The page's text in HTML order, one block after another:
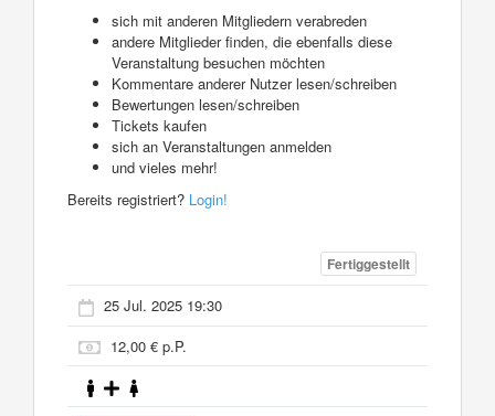
sich mit anderen Mitgliedern verabreden
andere Mitglieder finden, die ebenfalls diese
Veranstaltung besuchen möchten
Kommentare anderer Nutzer lesen/schreiben
Bewertungen lesen/schreiben
Tickets kaufen
sich an Veranstaltungen anmelden
und vieles mehr!
Bereits registriert? Login!
Fertiggestellt
25 Jul. 2025 19:30
12,00 € p.P.